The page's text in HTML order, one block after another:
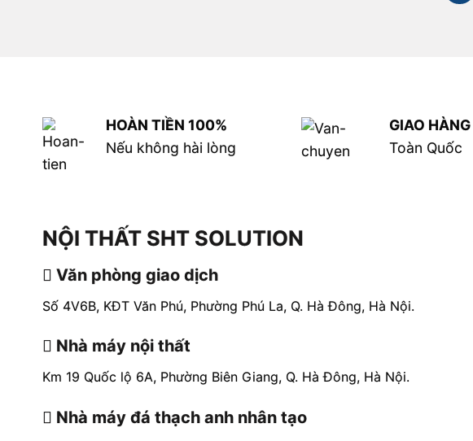
HOÀN TIỀN 100%
Nếu không hài lòng
GIAO HÀNG
Toàn Quốc
NỘI THẤT SHT SOLUTION
Văn phòng giao dịch
Số 4V6B, KĐT Văn Phú, Phường Phú La, Q. Hà Đông, Hà Nội.
Nhà máy nội thất
Km 19 Quốc lộ 6A, Phường Biên Giang, Q. Hà Đông, Hà Nội.
Nhà máy đá thạch anh nhân tạo